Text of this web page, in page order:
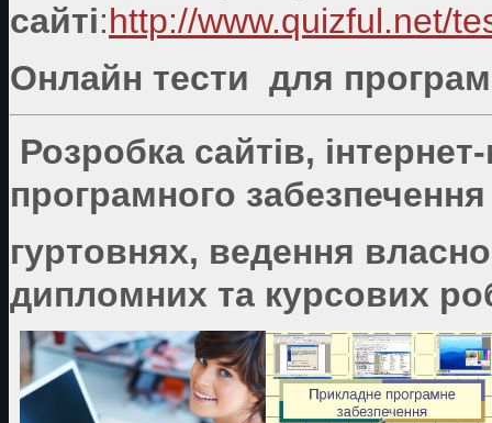
сайті:http://www.quizful.net/
Онлайн тести для
Розробка сайтів,
програмного
гуртовнях, ведення
дипломних та курсових